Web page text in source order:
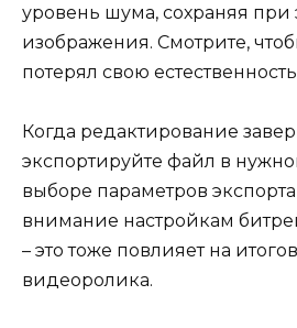
уровень шума, сохраняя при
изображения. Смотрите,
потерял свою
Когда редактирование
экспортируйте файл в
выборе параметров
внимание настройкам
– это тоже повлияет на
видеоролика.